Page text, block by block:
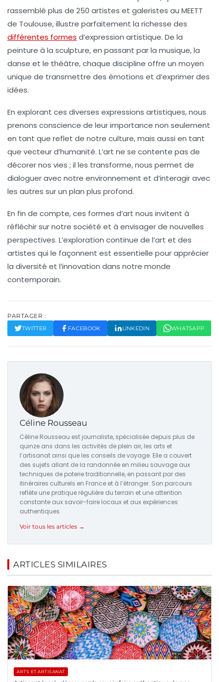
rassemblé plus de 250 artistes et galeristes au MEETT
de Toulouse, illustre parfaitement la richesse des
différentes formes d’expression artistique. De la
peinture à la sculpture, en passant par la musique, la
danse et le théâtre, chaque discipline offre un moyen
unique de transmettre des émotions et d’exprimer des
idées.
En explorant ces diverses expressions artistiques, nous
prenons conscience de leur importance non seulement
en tant que reflet de notre culture, mais aussi en tant
que vecteur d’humanité. L’art ne se contente pas de
décorer nos vies ; il les transforme, nous permet de
dialoguer avec notre environnement et d’interagir avec
les autres sur un plan plus profond.
En fin de compte, ces formes d’art nous invitent à
réfléchir sur notre société et à envisager de nouvelles
perspectives. L’exploration continue de l’art et des
artistes qui le façonnent est essentielle pour apprécier
la diversité et l’innovation dans notre monde
contemporain.
PARTAGER :
TWITTER FACEBOOK LINKEDIN WHATSAPP
Céline Rousseau
Céline Rousseau est journaliste, spécialisée depuis plus de
quinze ans dans les activités de plein air, les arts et
l’artisanat ainsi que les conseils de voyage. Elle a couvert
des sujets allant de la randonnée en milieu sauvage aux
techniques de poterie traditionnelle, en passant par des
itinéraires culturels en France et à l’étranger. Son parcours
reflète une pratique régulière du terrain et une attention
constante aux savoir-faire locaux et aux expériences
authentiques.
Voir tous les articles →
ARTICLES SIMILAIRES
ARTS ET ARTISANAT